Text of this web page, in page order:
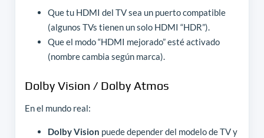
Que tu HDMI del TV sea un puerto compatible
(algunos TVs tienen un solo HDMI “HDR”).
Que el modo “HDMI mejorado” esté activado
(nombre cambia según marca).
Dolby Vision / Dolby Atmos
En el mundo real:
Dolby Vision puede depender del modelo de TV y